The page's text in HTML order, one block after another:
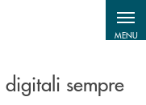
MENU
sempre